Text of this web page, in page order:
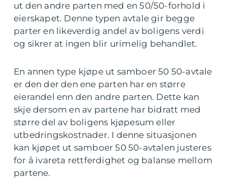
ut den andre parten med en 50/50-forhold i
eierskapet. Denne typen avtale gir begge
parter en likeverdig andel av boligens verdi
og sikrer at ingen blir urimelig behandlet.
En annen type kjøpe ut samboer 50 50-avtale
er den der den ene parten har en større
eierandel enn den andre parten. Dette kan
skje dersom en av partene har bidratt med
større del av boligens kjøpesum eller
utbedringskostnader. I denne situasjonen
kan kjøpet ut samboer 50 50-avtalen justeres
for å ivareta rettferdighet og balanse mellom
partene.